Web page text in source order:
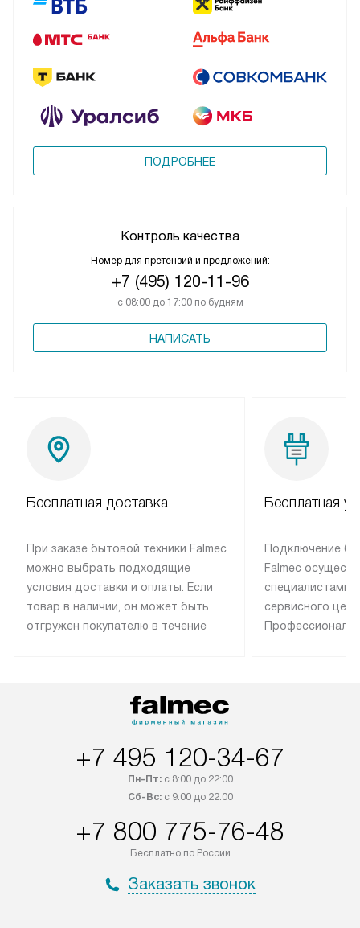
ПОДРОБНЕЕ
Контроль качества
Номер для претензий и предложений:
+7 (495) 120-11-96
с 08:00 до 17:00 по будням
НАПИСАТЬ
Бесплатная доставка
При заказе бытовой техники Falmec
можно выбрать подходящие
условия доставки и оплаты. Если
товар в наличии, он может быть
отгружен покупателю в течение
оплачивается дополнительно.
Возможна доставка товаров по
Бесплатная
Подключение
Falmec
специалистами
сервисного
+7 495 120-34-67
Пн-Пт:с 8:00 до 22:00
Сб-Вс:с 9:00 до 22:00
+7 800 775-76-48
Бесплатно по России
Заказать звонок